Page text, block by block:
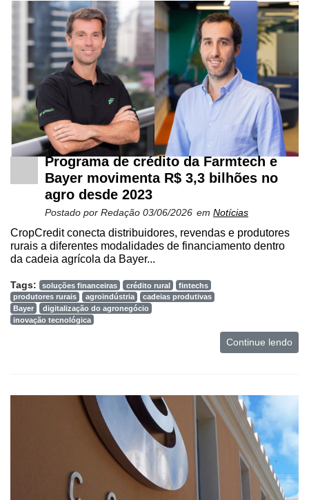
Programa de crédito da Farmtech e
Bayer movimenta R$ 3,3 bilhões no
agro desde 2023
Postado por Redação 03/06/2026 em Notícias
CropCredit conecta distribuidores, revendas e produtores
rurais a diferentes modalidades de financiamento dentro
da cadeia agrícola da Bayer...
Tags: soluções financeiras crédito rural
fintechs
produtores rurais
agroindústria
cadeias produtivas
Bayer
digitalização do agronegócio
inovação tecnológica
Continue lendo